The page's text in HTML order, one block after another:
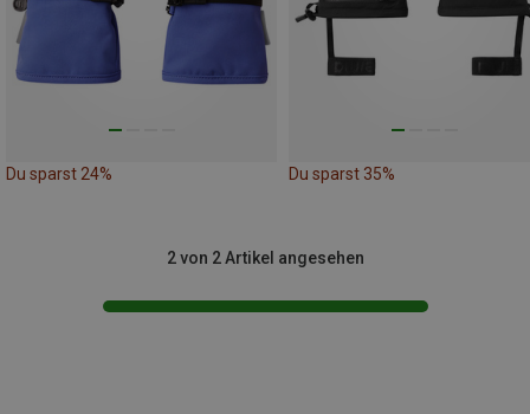
Du sparst 24% Du sparst 35%
2 von 2 Artikel angesehen